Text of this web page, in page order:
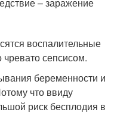
воспалительные
чревато сепсисом.
беременности и
что ввиду
риск бесплодия в